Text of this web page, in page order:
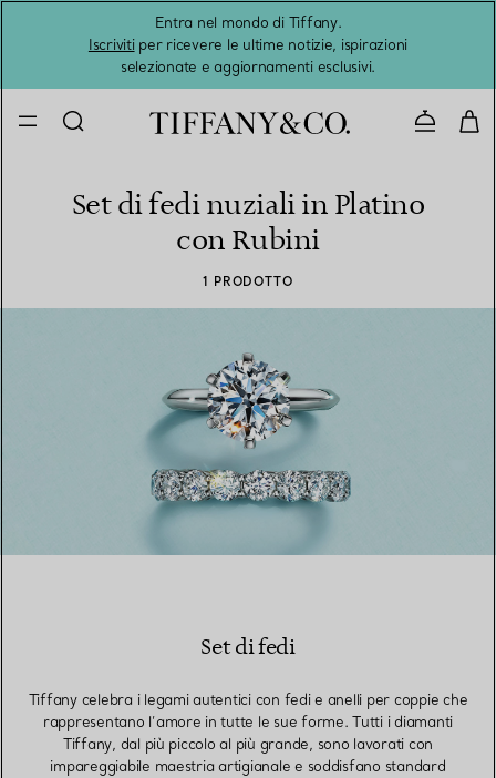
Entra nel mondo di Tiffany.
Iscrivitiper ricevere le ultime notizie, ispirazioni
selezionate e aggiornamenti esclusivi.
Set di fedi nuziali in Platino
con Rubini
1 PRODOTTO
Set di fedi
Tiffany celebra i legami autentici con fedi e anelli per coppie che
rappresentano l’amore in tutte le sue forme. Tutti i diamanti
Tiffany, dal più piccolo al più grande, sono lavorati con
impareggiabile maestria artigianale e soddisfano standard